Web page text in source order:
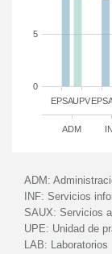
EPSAUPV
ADM
0
5
ADM:
INF: Servicios
SAUX: Servicios
UPE: Unidad de
LAB: Laboratorios